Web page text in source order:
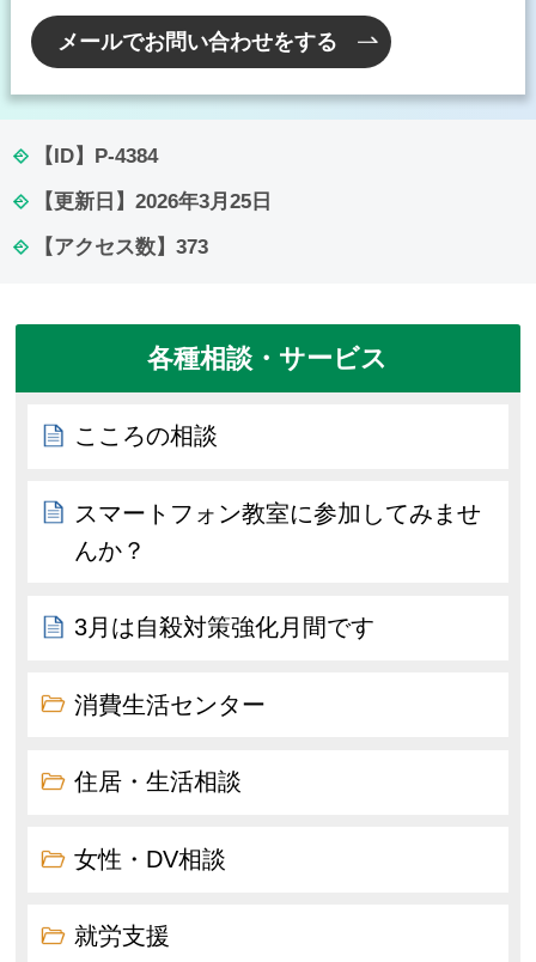
メールでお問い合わせをする
【ID】 P-4384
【更新日】 2026年3月25日
【アクセス数】 373
各種相談・サービス
こころの相談
スマートフォン教室に参加してみませ
んか？
3月は自殺対策強化月間です
消費生活センター
住居・生活相談
女性・DV相談
就労支援